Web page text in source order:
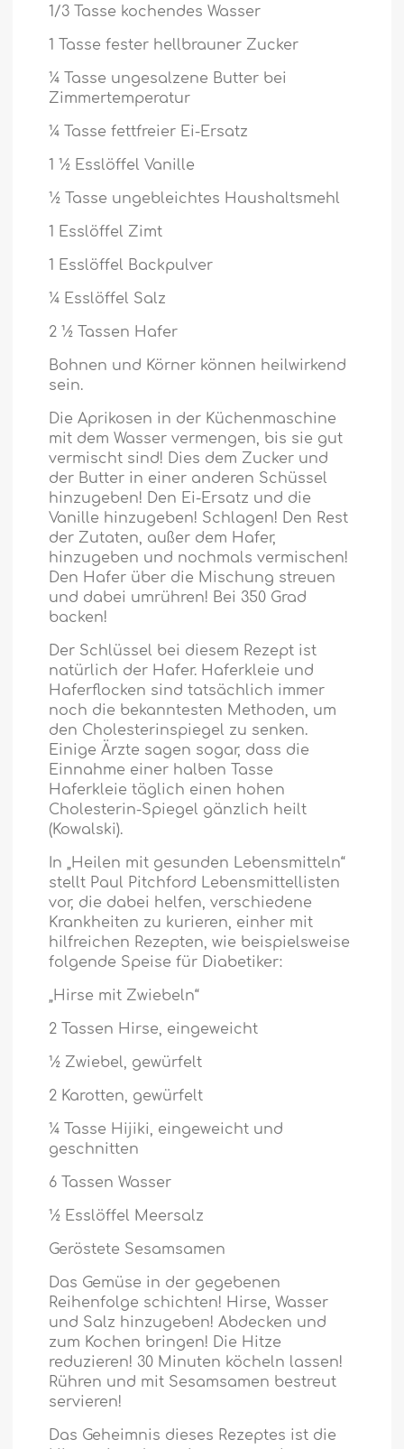
1/3 Tasse kochendes Wasser
1 Tasse fester hellbrauner Zucker
¼ Tasse ungesalzene Butter bei
Zimmertemperatur
¼ Tasse fettfreier Ei-Ersatz
1 ½ Esslöffel Vanille
½ Tasse ungebleichtes Haushaltsmehl
1 Esslöffel Zimt
1 Esslöffel Backpulver
¼ Esslöffel Salz
2 ½ Tassen Hafer
Bohnen und Körner können heilwirkend
sein.
Die Aprikosen in der Küchenmaschine
mit dem Wasser vermengen, bis sie gut
vermischt sind! Dies dem Zucker und
der Butter in einer anderen Schüssel
hinzugeben! Den Ei-Ersatz und die
Vanille hinzugeben! Schlagen! Den Rest
der Zutaten, außer dem Hafer,
hinzugeben und nochmals vermischen!
Den Hafer über die Mischung streuen
und dabei umrühren! Bei 350 Grad
backen!
Der Schlüssel bei diesem Rezept ist
natürlich der Hafer. Haferkleie und
Haferflocken sind tatsächlich immer
noch die bekanntesten Methoden, um
den Cholesterinspiegel zu senken.
Einige Ärzte sagen sogar, dass die
Einnahme einer halben Tasse
Haferkleie täglich einen hohen
Cholesterin-Spiegel gänzlich heilt
(Kowalski).
In „Heilen mit gesunden Lebensmitteln“
stellt Paul Pitchford Lebensmittellisten
vor, die dabei helfen, verschiedene
Krankheiten zu kurieren, einher mit
hilfreichen Rezepten, wie beispielsweise
folgende Speise für Diabetiker:
„Hirse mit Zwiebeln“
2 Tassen Hirse, eingeweicht
½ Zwiebel, gewürfelt
2 Karotten, gewürfelt
¼ Tasse Hijiki, eingeweicht und
geschnitten
6 Tassen Wasser
½ Esslöffel Meersalz
Geröstete Sesamsamen
Das Gemüse in der gegebenen
Reihenfolge schichten! Hirse, Wasser
und Salz hinzugeben! Abdecken und
zum Kochen bringen! Die Hitze
reduzieren! 30 Minuten köcheln lassen!
Rühren und mit Sesamsamen bestreut
servieren!
Das Geheimnis dieses Rezeptes ist die